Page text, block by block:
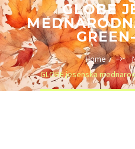
GLOBE
Home
GLOBE jesenska